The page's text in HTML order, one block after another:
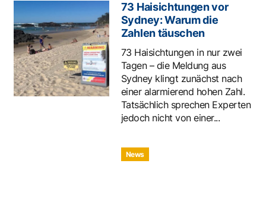
73 Haisichtungen vor
Sydney: Warum die
Zahlen täuschen
73 Haisichtungen in nur zwei
Tagen – die Meldung aus
Sydney klingt zunächst nach
einer alarmierend hohen Zahl.
Tatsächlich sprechen Experten
jedoch nicht von einer...
News